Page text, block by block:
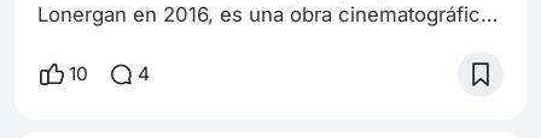
Lonergan en 2016, es una obra cinematográfica
explora el dolor, la culpa y la redención. La
10 4